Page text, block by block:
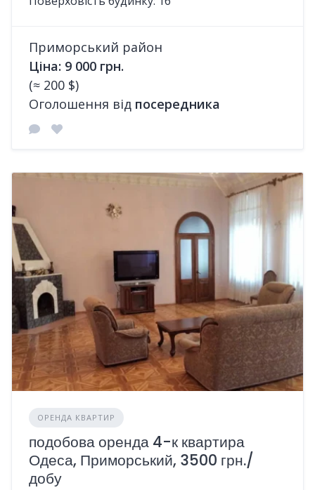
Приморський район
Ціна: 9 000 грн.
(≈ 200 $)
Оголошення від посередника
ОРЕНДА КВАРТИР
подобова оренда 4-к квартира
Одеса, Приморський, 3500 грн./
добу